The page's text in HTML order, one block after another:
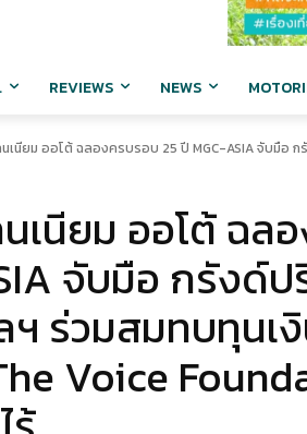
REVIEWS NEWS
เนียม ออโต้ ฉลองครบรอบ 25 ปี MGC-ASIA จับมือ
เนียม ออโต้ ฉล
จับมือ กรังด์
ฯ ร่วมสมทบทุนเ
Voice